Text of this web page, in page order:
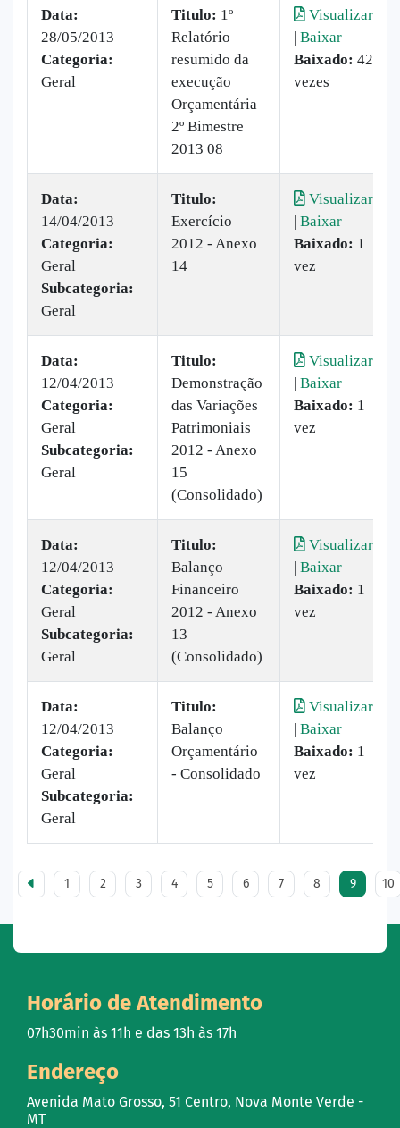
Data:
28/05/2013
Categoria:
Geral
Titulo: 1º
Relatório
resumido da
execução
Orçamentária
2º Bimestre
2013 08
Visualizar
| Baixar
Baixado: 42
vezes
Data:
14/04/2013
Categoria:
Geral
Subcategoria:
Geral
Titulo:
Exercício
2012 - Anexo
14
Visualizar
| Baixar
Baixado: 1
vez
Data:
12/04/2013
Categoria:
Geral
Subcategoria:
Geral
Titulo:
Demonstração
das Variações
Patrimoniais
2012 - Anexo
15
(Consolidado)
Visualizar
| Baixar
Baixado: 1
vez
Data:
12/04/2013
Categoria:
Geral
Subcategoria:
Geral
Titulo:
Balanço
Financeiro
2012 - Anexo
13
(Consolidado)
Visualizar
| Baixar
Baixado: 1
vez
Data:
12/04/2013
Categoria:
Geral
Subcategoria:
Geral
Titulo:
Balanço
Orçamentário
- Consolidado
Visualizar
| Baixar
Baixado: 1
vez
1 2 3 4 5 6 7 8 9 10
Horário de Atendimento
07h30min às 11h e das 13h às 17h
Endereço
Avenida Mato Grosso, 51 Centro, Nova Monte Verde -
MT